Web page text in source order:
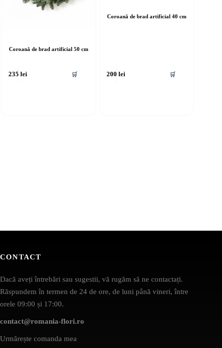
Coroană de brad artificial 50 cm
235lei 🛒
Coroană de brad artificial 40 cm
200lei 🛒
CONTACT
Dacă aveți întrebări sau sugestii, vă rugăm să ne contactați.
Răspundem în termen de 24 de ore, de luni până vineri, între
orele 09:00 și 17:00.
contact@romania-flori.ro
Urmărește comanda mea